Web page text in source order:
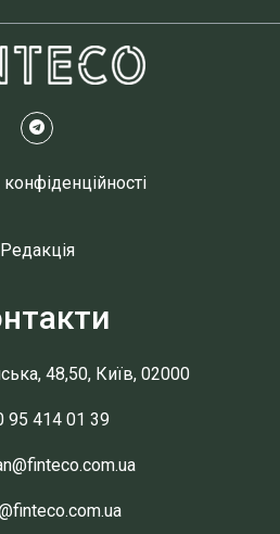
конфіденційності
Редакція
48,50, Київ, 02000
95 414 01 39